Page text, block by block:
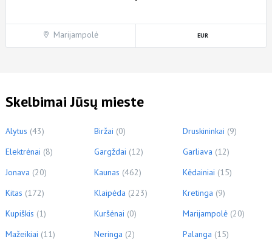
Marijampolė
Skelbimai Jūsų mieste
Alytus (43) Biržai (0) Druskininkai (9)
Elektrėnai (8) Gargždai (12) Garliava (12)
Jonava (20) Kaunas (462) Kėdainiai (15)
Kitas (172) Klaipėda (223) Kretinga (9)
Kupiškis (1) Kuršėnai (0) Marijampolė (20)
Mažeikiai (11) Neringa (2) Palanga (15)